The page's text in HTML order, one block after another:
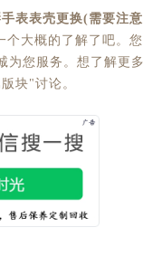
表表壳更换(需要注意
个大概的了解了吧。您
为您服务。想了解更多
块"讨论。